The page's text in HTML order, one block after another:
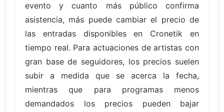
evento y cuanto más público confirma
asistencia, más puede cambiar el precio de
las entradas disponibles en Cronetik en
tiempo real. Para actuaciones de artistas con
gran base de seguidores, los precios suelen
subir a medida que se acerca la fecha,
mientras que para programas menos
demandados los precios pueden bajar